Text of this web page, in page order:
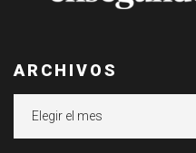
ARCHIVOS